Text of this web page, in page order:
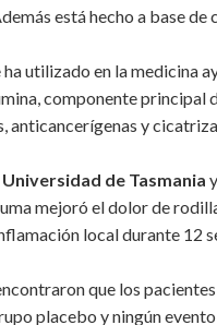
está hecho a base de
utilizado en la medicina
componente
anticancerígenas y
Universidad de Tasmania
mejoró el dolor de
local durante 12
que los
placebo y ningún evento